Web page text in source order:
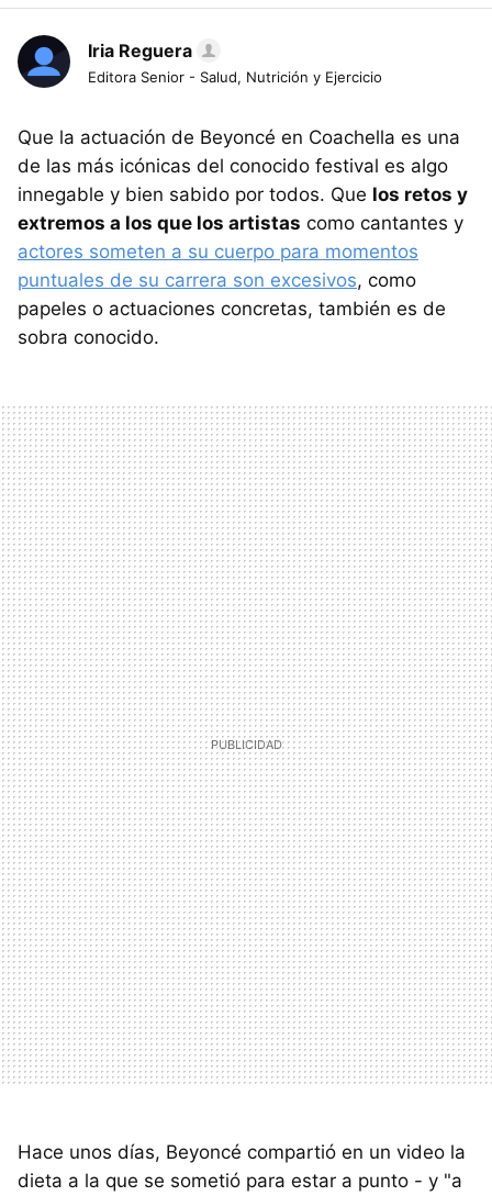
Iria Reguera
Editora Senior - Salud, Nutrición y Ejercicio
Que la actuación de Beyoncé en Coachella es una
de las más icónicas del conocido festival es algo
innegable y bien sabido por todos. Que los retos y
extremos a los que los artistas como cantantes y
actores someten a su cuerpo para momentos
puntuales de su carrera son excesivos, como
papeles o actuaciones concretas, también es de
sobra conocido.
Hace unos días, Beyoncé compartió en un video la
dieta a la que se sometió para estar a punto - y "a